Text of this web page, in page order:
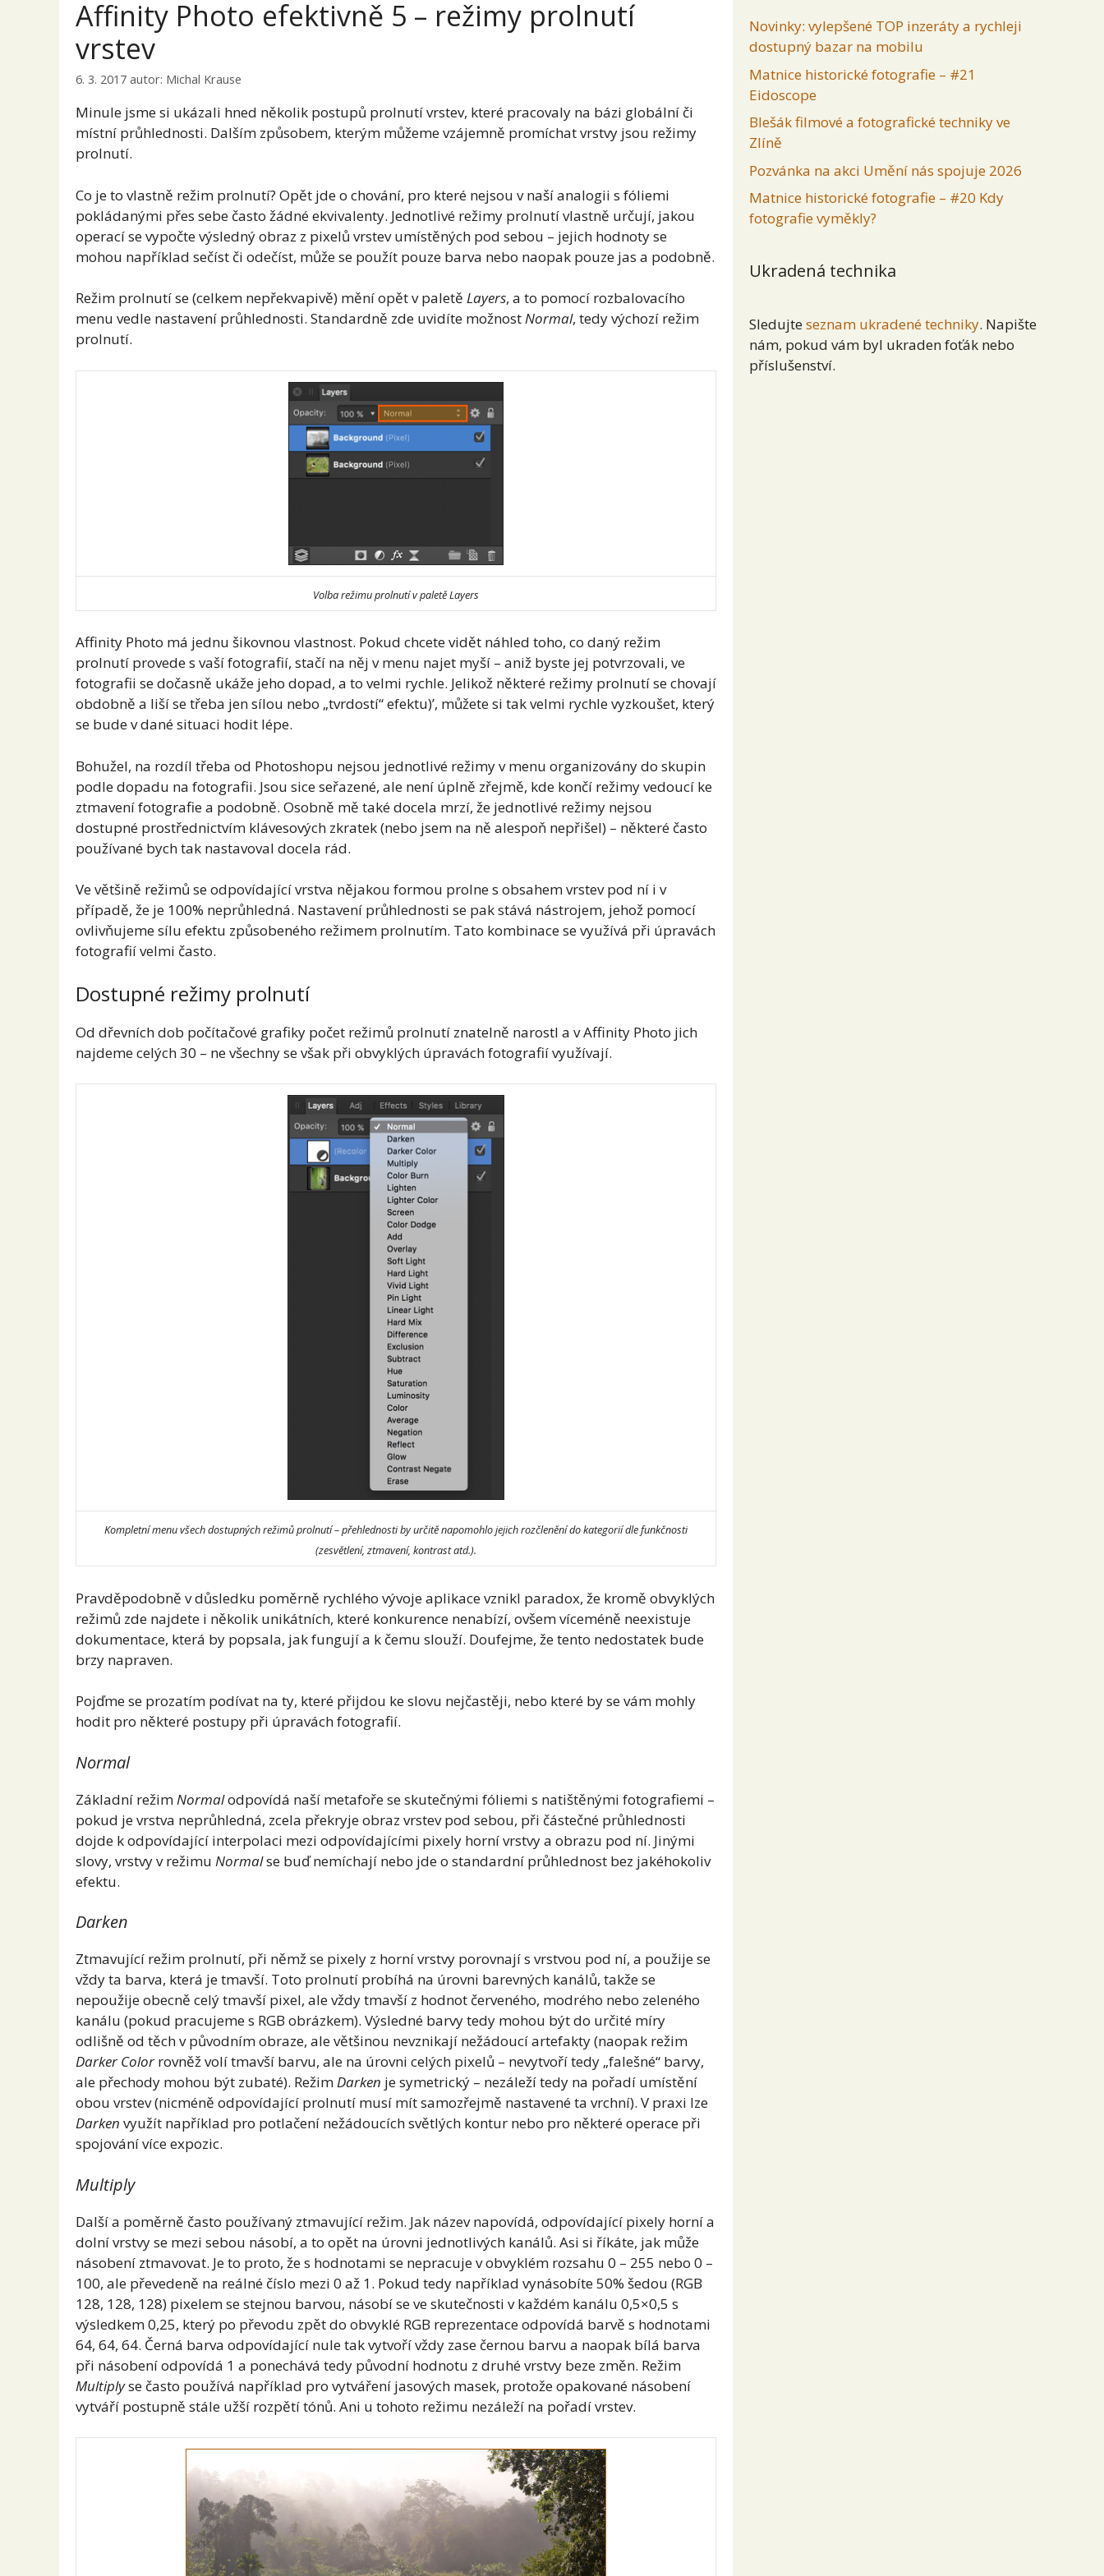
Affinity Photo efektivně 5 – režimy prolnutí
vrstev
6. 3. 2017 autor: Michal Krause
Minule jsme si ukázali hned několik postupů prolnutí vrstev, které pracovaly na bázi globální či
místní průhlednosti. Dalším způsobem, kterým můžeme vzájemně promíchat vrstvy jsou režimy
prolnutí.
Co je to vlastně režim prolnutí? Opět jde o chování, pro které nejsou v naší analogii s fóliemi
pokládanými přes sebe často žádné ekvivalenty. Jednotlivé režimy prolnutí vlastně určují, jakou
operací se vypočte výsledný obraz z pixelů vrstev umístěných pod sebou – jejich hodnoty se
mohou například sečíst či odečíst, může se použít pouze barva nebo naopak pouze jas a podobně.
Režim prolnutí se (celkem nepřekvapivě) mění opět v paletě Layers, a to pomocí rozbalovacího
menu vedle nastavení průhlednosti. Standardně zde uvidíte možnostNormal, tedy výchozí režim
prolnutí.
Volba režimu prolnutí v paletě Layers
Affinity Photo má jednu šikovnou vlastnost. Pokud chcete vidět náhled toho, co daný režim
prolnutí provede s vaší fotografií, stačí na něj v menu najet myší – aniž byste jej potvrzovali, ve
fotografii se dočasně ukáže jeho dopad, a to velmi rychle. Jelikož některé režimy prolnutí se chovají
obdobně a liší se třeba jen sílou nebo „tvrdostí“ efektu)’, můžete si tak velmi rychle vyzkoušet, který
se bude v dané situaci hodit lépe.
Bohužel, na rozdíl třeba od Photoshopu nejsou jednotlivé režimy v menu organizovány do skupin
podle dopadu na fotografii. Jsou sice seřazené, ale není úplně zřejmě, kde končí režimy vedoucí ke
ztmavení fotografie a podobně. Osobně mě také docela mrzí, že jednotlivé režimy nejsou
dostupné prostřednictvím klávesových zkratek (nebo jsem na ně alespoň nepřišel) – některé často
používané bych tak nastavoval docela rád.
Ve většině režimů se odpovídající vrstva nějakou formou prolne s obsahem vrstev pod ní i v
případě, že je 100% neprůhledná. Nastavení průhlednosti se pak stává nástrojem, jehož pomocí
ovlivňujeme sílu efektu způsobeného režimem prolnutím. Tato kombinace se využívá při úpravách
fotografií velmi často.
Dostupné režimy prolnutí
Od dřevních dob počítačové grafiky počet režimů prolnutí znatelně narostl a v Affinity Photo jich
najdeme celých 30 – ne všechny se však při obvyklých úpravách fotografií využívají.
Kompletní menu všech dostupných režimů prolnutí – přehlednosti by určitě napomohlo jejich rozčlenění do kategorií dle funkčnosti
(zesvětlení, ztmavení, kontrast atd.).
Pravděpodobně v důsledku poměrně rychlého vývoje aplikace vznikl paradox, že kromě obvyklých
režimů zde najdete i několik unikátních, které konkurence nenabízí, ovšem víceméně neexistuje
dokumentace, která by popsala, jak fungují a k čemu slouží. Doufejme, že tento nedostatek bude
brzy napraven.
Pojďme se prozatím podívat na ty, které přijdou ke slovu nejčastěji, nebo které by se vám mohly
hodit pro některé postupy při úpravách fotografií.
Normal
Základní režimNormalodpovídá naší metafoře se skutečnými fóliemi s natištěnými fotografiemi –
pokud je vrstva neprůhledná, zcela překryje obraz vrstev pod sebou, při částečné průhlednosti
dojde k odpovídající interpolaci mezi odpovídajícími pixely horní vrstvy a obrazu pod ní. Jinými
slovy, vrstvy v režimu Normalse buď nemíchají nebo jde o standardní průhlednost bez jakéhokoliv
efektu.
Darken
Ztmavující režim prolnutí, při němž se pixely z horní vrstvy porovnají s vrstvou pod ní, a použije se
vždy ta barva, která je tmavší. Toto prolnutí probíhá na úrovni barevných kanálů, takže se
nepoužije obecně celý tmavší pixel, ale vždy tmavší z hodnot červeného, modrého nebo zeleného
kanálu (pokud pracujeme s RGB obrázkem). Výsledné barvy tedy mohou být do určité míry
odlišně od těch v původním obraze, ale většinou nevznikají nežádoucí artefakty (naopak režim
Darker Colorrovněž volí tmavší barvu, ale na úrovni celých pixelů – nevytvoří tedy „falešné“ barvy,
ale přechody mohou být zubaté). RežimDarken je symetrický – nezáleží tedy na pořadí umístění
obou vrstev (nicméně odpovídající prolnutí musí mít samozřejmě nastavené ta vrchní). V praxi lze
Darken využít například pro potlačení nežádoucích světlých kontur nebo pro některé operace při
spojování více expozic.
Multiply
Další a poměrně často používaný ztmavující režim. Jak název napovídá, odpovídající pixely horní a
dolní vrstvy se mezi sebou násobí, a to opět na úrovni jednotlivých kanálů. Asi si říkáte, jak může
násobení ztmavovat. Je to proto, že s hodnotami se nepracuje v obvyklém rozsahu 0 – 255 nebo 0 –
100, ale převedeně na reálné číslo mezi 0 až 1. Pokud tedy například vynásobíte 50% šedou (RGB
128, 128, 128) pixelem se stejnou barvou, násobí se ve skutečnosti v každém kanálu 0,5×0,5 s
výsledkem 0,25, který po převodu zpět do obvyklé RGB reprezentace odpovídá barvě s hodnotami
64, 64, 64. Černá barva odpovídající nule tak vytvoří vždy zase černou barvu a naopak bílá barva
při násobení odpovídá 1 a ponechává tedy původní hodnotu z druhé vrstvy beze změn. Režim
Multiplyse často používá například pro vytváření jasových masek, protože opakované násobení
vytváří postupně stále užší rozpětí tónů. Ani u tohoto režimu nezáleží na pořadí vrstev.
Novinky: vylepšené TOP inzeráty a rychleji
dostupný bazar na mobilu
Matnice historické fotografie – #21
Eidoscope
Blešák filmové a fotografické techniky ve
Zlíně
Pozvánka na akci Umění nás spojuje 2026
Matnice historické fotografie – #20 Kdy
fotografie vyměkly?
Ukradená technika
Sledujte seznam ukradené techniky. Napište
nám, pokud vám byl ukraden foťák nebo
příslušenství.